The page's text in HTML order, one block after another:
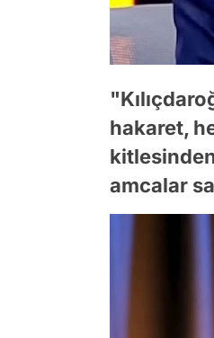
hakaret,
amcalar